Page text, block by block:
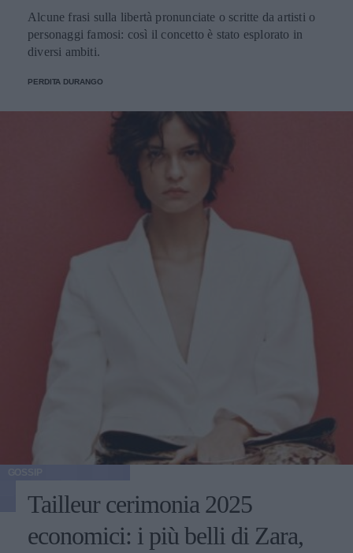
Alcune frasi sulla libertà pronunciate o scritte da artisti o
personaggi famosi: così il concetto è stato esplorato in
diversi ambiti.
PERDITA DURANGO
Tailleur cerimonia 2025
economici: i più belli di Zara,